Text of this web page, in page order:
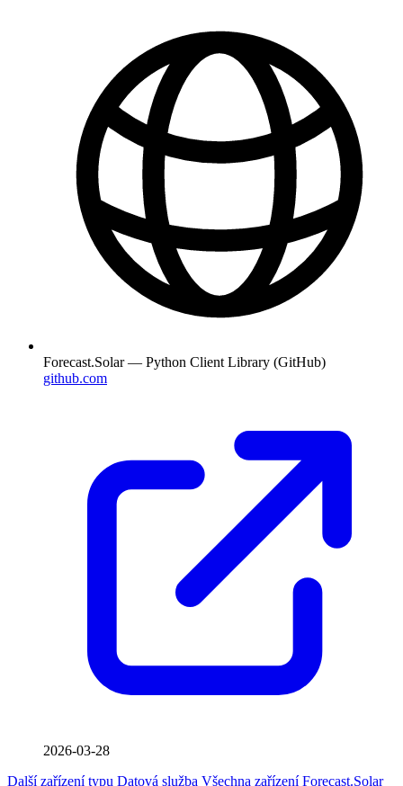
Forecast.Solar — Python Client Library (GitHub)
github.com
2026-03-28
Další zařízení typu Datová služba Všechna zařízení Forecast.Solar